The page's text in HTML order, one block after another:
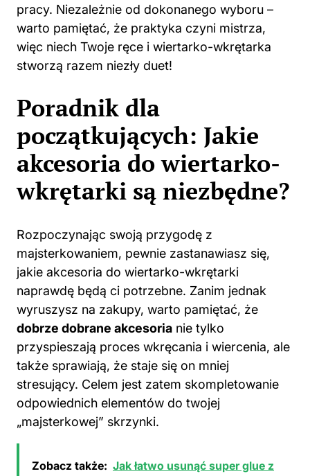
pracy. Niezależnie od dokonanego wyboru –
warto pamiętać, że praktyka czyni mistrza,
więc niech Twoje ręce i wiertarko-wkrętarka
stworzą razem niezły duet!
Poradnik dla
początkujących: Jakie
akcesoria do wiertarko-
wkrętarki są niezbędne?
Rozpoczynając swoją przygodę z
majsterkowaniem, pewnie zastanawiasz się,
jakie akcesoria do wiertarko-wkrętarki
naprawdę będą ci potrzebne. Zanim jednak
wyruszysz na zakupy, warto pamiętać, że
dobrze dobrane akcesoria nie tylko
przyspieszają proces wkręcania i wiercenia, ale
także sprawiają, że staje się on mniej
stresujący. Celem jest zatem skompletowanie
odpowiednich elementów do twojej
„majsterkowej” skrzynki.
Zobacz także: Jak łatwo usunąć super glue z